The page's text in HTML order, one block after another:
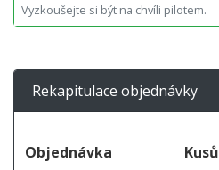
Vyzkoušejte si být na chvíli pilotem.
Rekapitulace objednávky
Objednávka Kusů